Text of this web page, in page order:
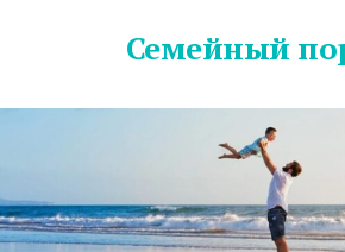
Семейный